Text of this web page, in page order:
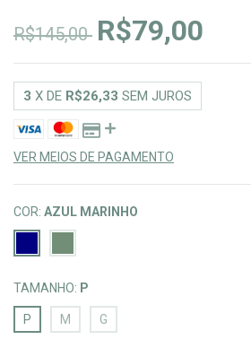
R$145,00 R$79,00
3 X DE R$26,33 SEM JUROS
VER MEIOS DE PAGAMENTO
COR: AZUL MARINHO
TAMANHO: P
P M G